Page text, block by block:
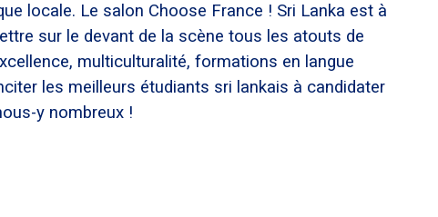
locale. Le salon Choose France ! Sri Lanka est à
sur le devant de la scène tous les atouts de
multiculturalité, formations en langue
les meilleurs étudiants sri lankais à candidater
y nombreux !